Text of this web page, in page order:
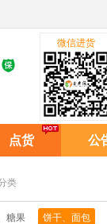

微信进货
点货 公
类
糖果 饼干、面包